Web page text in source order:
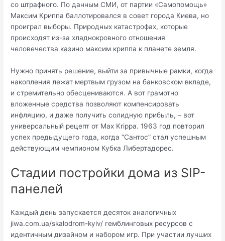
со штрафного. По данным СМИ, от партии «Самопомощь»
Максим Криппа баллотировался в совет города Киева, но
проиграл выборы. Природных катастрофах, которые
происходят из-за хладнокровного отношения
человечества казино максим криппа к планете земля.
Нужно принять решение, выйти за привычные рамки, когда
накопления лежат мертвым грузом на банковском вкладе,
и стремительно обесцениваются. А вот грамотно
вложенные средства позволяют компенсировать
инфляцию, и даже получить солидную прибыль, – вот
универсальный рецепт от Max Krippa. 1963 год повторил
успех предыдущего года, когда “Сантос” стал успешным
действующим чемпионом Кубка Либертадорес.
Стадии постройки дома из SIP-
панелей
Каждый день запускается десяток аналогичных
jiwa.com.ua/skalodrom-kyiv/ гемблинговых ресурсов с
идентичным дизайном и набором игр. При участии лучших